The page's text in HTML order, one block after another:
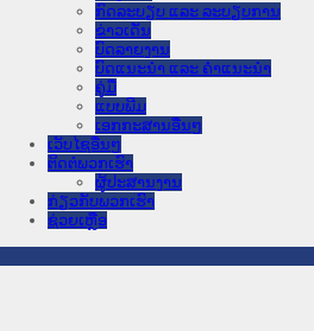
ກົດລະບຽບ ແລະ ລະບຽບການ
ຂ່າວເດັ່ນ
ບົດລາຍງານ
ບົດແນະນໍາ ແລະ ຄໍາແນະນໍາ
ຄູ່ມື
ແບບພີມ
ເອກກະສານອື່ນໆ
ເວັບໄຊອື່ນໆ
ຕິດຕໍ່ພວກເຮົາ
ຜູ້ປະສານງານ
ກ່ຽວກັບພວກເຮົາ
ຊ່ວຍເຫຼືອ